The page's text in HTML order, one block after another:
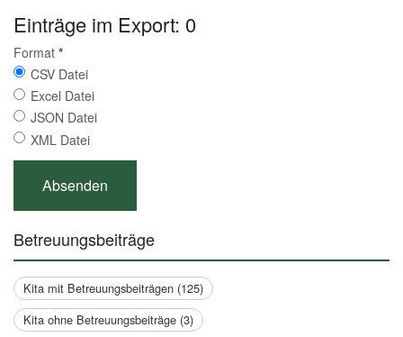
Einträge im Export: 0
Format *
CSV Datei
Excel Datei
JSON Datei
XML Datei
Betreuungsbeiträge
Kita mit Betreuungsbeiträgen (125)
Kita ohne Betreuungsbeiträge (3)